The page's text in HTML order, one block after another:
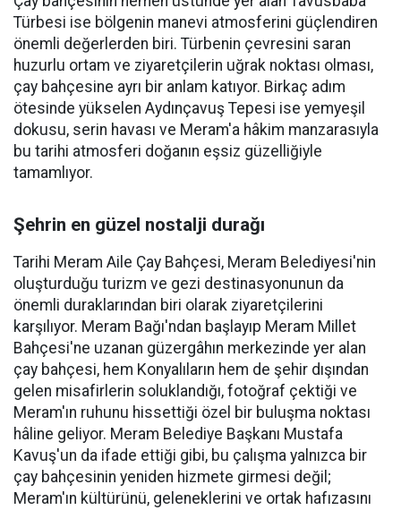
Türbesi ise bölgenin manevi atmosferini güçlendiren
önemli değerlerden biri. Türbenin çevresini saran
huzurlu ortam ve ziyaretçilerin uğrak noktası olması,
çay bahçesine ayrı bir anlam katıyor. Birkaç adım
ötesinde yükselen Aydınçavuş Tepesi ise yemyeşil
dokusu, serin havası ve Meram'a hâkim manzarasıyla
bu tarihi atmosferi doğanın eşsiz güzelliğiyle
tamamlıyor.
Şehrin en güzel nostalji durağı
Tarihi Meram Aile Çay Bahçesi, Meram Belediyesi'nin
oluşturduğu turizm ve gezi destinasyonunun da
önemli duraklarından biri olarak ziyaretçilerini
karşılıyor. Meram Bağı'ndan başlayıp Meram Millet
Bahçesi'ne uzanan güzergâhın merkezinde yer alan
çay bahçesi, hem Konyalıların hem de şehir dışından
gelen misafirlerin soluklandığı, fotoğraf çektiği ve
Meram'ın ruhunu hissettiği özel bir buluşma noktası
hâline geliyor. Meram Belediye Başkanı Mustafa
Kavuş'un da ifade ettiği gibi, bu çalışma yalnızca bir
çay bahçesinin yeniden hizmete girmesi değil;
Meram'ın kültürünü, geleneklerini ve ortak hafızasını